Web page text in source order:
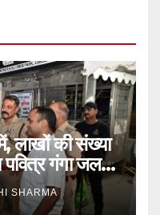
लाखों की संख्या
गंगा जल
SHARMA